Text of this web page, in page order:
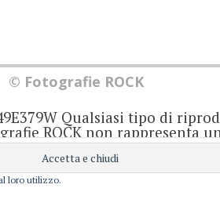
© Fotografie ROCK
Qualsiasi tipo di
ROCK non rappresenta
periodicità. Non può
legge 62 del 7/3/2001. Ogni
che scrive negli articoli e nei
loro utilizzo.